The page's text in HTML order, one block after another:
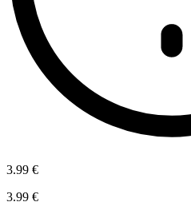
3.99 €
3.99 €